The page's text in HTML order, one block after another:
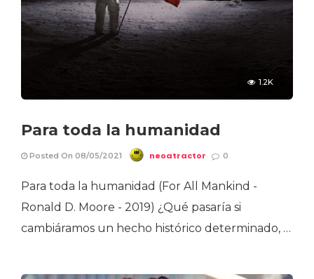
1.2K
Para toda la humanidad
Posted On 08/05/2021 neoatractor 0
Para toda la humanidad (For All Mankind -
Ronald D. Moore - 2019) ¿Qué pasaría si
cambiáramos un hecho histórico determinado, …